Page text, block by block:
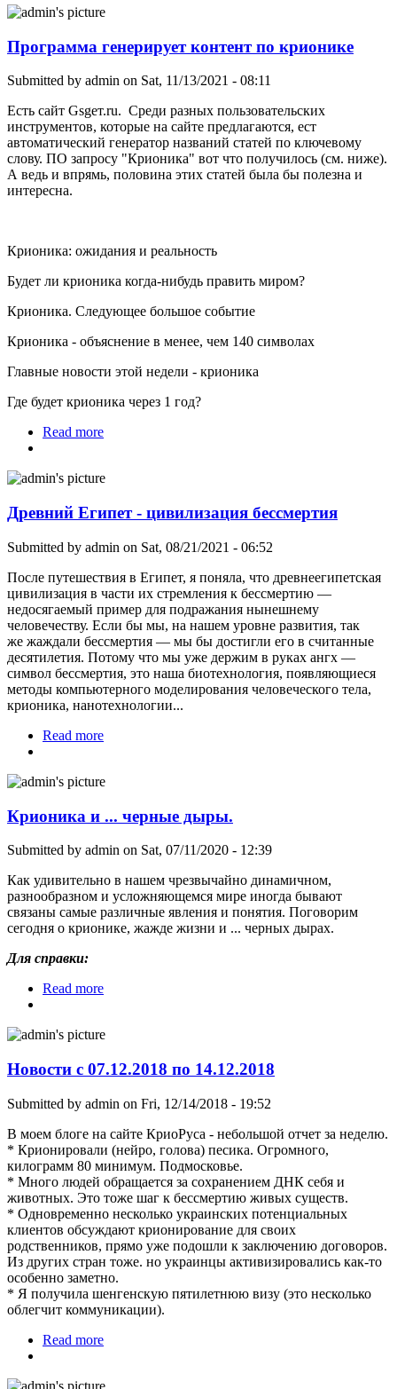
Программа генерирует контент по крионике
Submitted by admin on Sat, 11/13/2021 - 08:11
Есть сайт Gsgeт.ru. Среди разных пользовательских
инструментов, которые на сайте предлагаются, ест
автоматический генератор названий статей по ключевому
слову. ПО запросу "Крионика" вот что получилось (см. ниже).
А ведь и впрямь, половина этих статей была бы полезна и
интересна.
Крионика: ожидания и реальность
Будет ли крионика когда-нибудь править миром?
Крионика. Следующее большое событие
Крионика - объяснение в менее, чем 140 символах
Главные новости этой недели - крионика
Где будет крионика через 1 год?
Read more
Древний Египет - цивилизация бессмертия
Submitted by admin on Sat, 08/21/2021 - 06:52
После путешествия в Египет, я поняла, что древнеегипетская
цивилизация в части их стремления к бессмертию —
недосягаемый пример для подражания нынешнему
человечеству. Если бы мы, на нашем уровне развития, так
же жаждали бессмертия — мы бы достигли его в считанные
десятилетия. Потому что мы уже держим в руках ангх —
символ бессмертия, это наша биотехнология, появляющиеся
методы компьютерного моделирования человеческого тела,
крионика, нанотехнологии...
Read more
Крионика и ... черные дыры.
Submitted by admin on Sat, 07/11/2020 - 12:39
Как удивительно в нашем чрезвычайно динамичном,
разнообразном и усложняющемся мире иногда бывают
связаны самые различные явления и понятия. Поговорим
сегодня о крионике, жажде жизни и ... черных дырах.
Для справки:
Read more
Новости с 07.12.2018 по 14.12.2018
Submitted by admin on Fri, 12/14/2018 - 19:52
В моем блоге на сайте КриоРуса - небольшой отчет за неделю.
* Крионировали (нейро, голова) песика. Огромного,
килограмм 80 минимум. Подмосковье.
* Много людей обращается за сохранением ДНК себя и
животных. Это тоже шаг к бессмертию живых существ.
* Одновременно несколько украинских потенциальных
клиентов обсуждают крионирование для своих
родственников, прямо уже подошли к заключению договоров.
Из других стран тоже. но украинцы активизировались как-то
особенно заметно.
* Я получила шенгенскую пятилетнюю визу (это несколько
облегчит коммуникации).
Read more